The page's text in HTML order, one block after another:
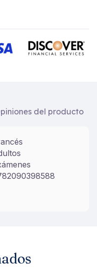
del producto